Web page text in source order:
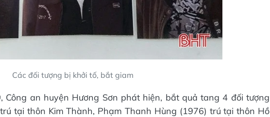
Các đối tượng bị khởi tố, bắt giam
Công an huyện Hương Sơn phát hiện, bắt quả tang 4 đối tượng
tại thôn Kim Thành, Phạm Thanh Hùng (1976) trú tại thôn Hồ